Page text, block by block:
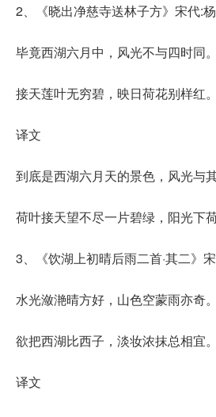
2、《晓出净慈寺送林子方》宋代:
毕竟西湖六月中，风光不与四时同。
接天莲叶无穷碧，映日荷花别样红。
译文
到底是西湖六月天的景色，风光与
荷叶接天望不尽一片碧绿，阳光下
3、《饮湖上初晴后雨二首·其二》
水光潋滟晴方好，山色空蒙雨亦奇
欲把西湖比西子，淡妆浓抹总相宜。
译文